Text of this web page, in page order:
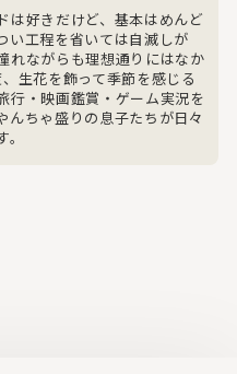
は好きだけど、基本はめんど
い工程を省いては自滅しが
れながらも理想通りにはなか
生花を飾って季節を感じる
行・映画鑑賞・ゲーム実況を
んちゃ盛りの息子たちが日々